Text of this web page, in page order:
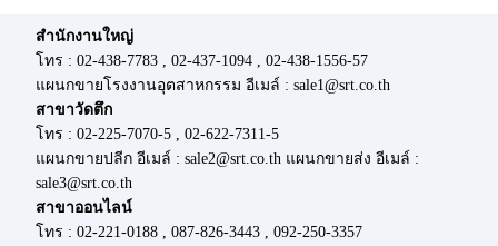
สำนักงานใหญ่
โทร : 02-438-7783 , 02-437-1094 , 02-438-1556-57
แผนกขายโรงงานอุตสาหกรรม อีเมล์ : sale1@srt.co.th
สาขาวัดตึก
โทร : 02-225-7070-5 , 02-622-7311-5
แผนกขายปลีก อีเมล์ : sale2@srt.co.th แผนกขายส่ง อีเมล์ :
sale3@srt.co.th
สาขาออนไลน์
โทร : 02-221-0188 , 087-826-3443 , 092-250-3357